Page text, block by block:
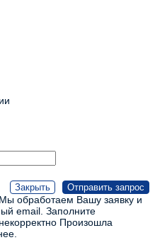
обработаем Вашу заявку и
email. Заполните
Произошла